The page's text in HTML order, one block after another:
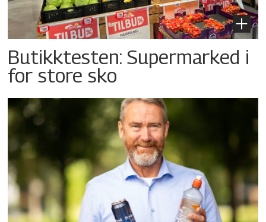
Butikktesten: Supermarked i
for store sko